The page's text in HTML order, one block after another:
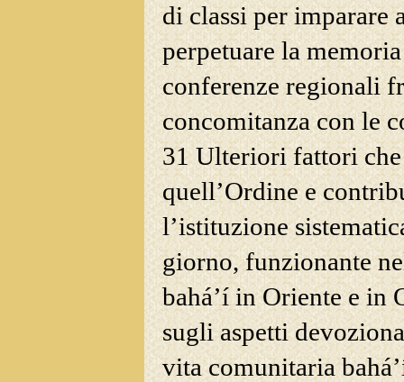
diclassi per imparare
perpetuare la
conferenze regionali
concomitanza con le
31 Ulteriori fattori
quell’Ordine e
l’istituzione
giorno, funzionante
bahá’í in Oriente e in
sugli aspetti
vita comunitaria